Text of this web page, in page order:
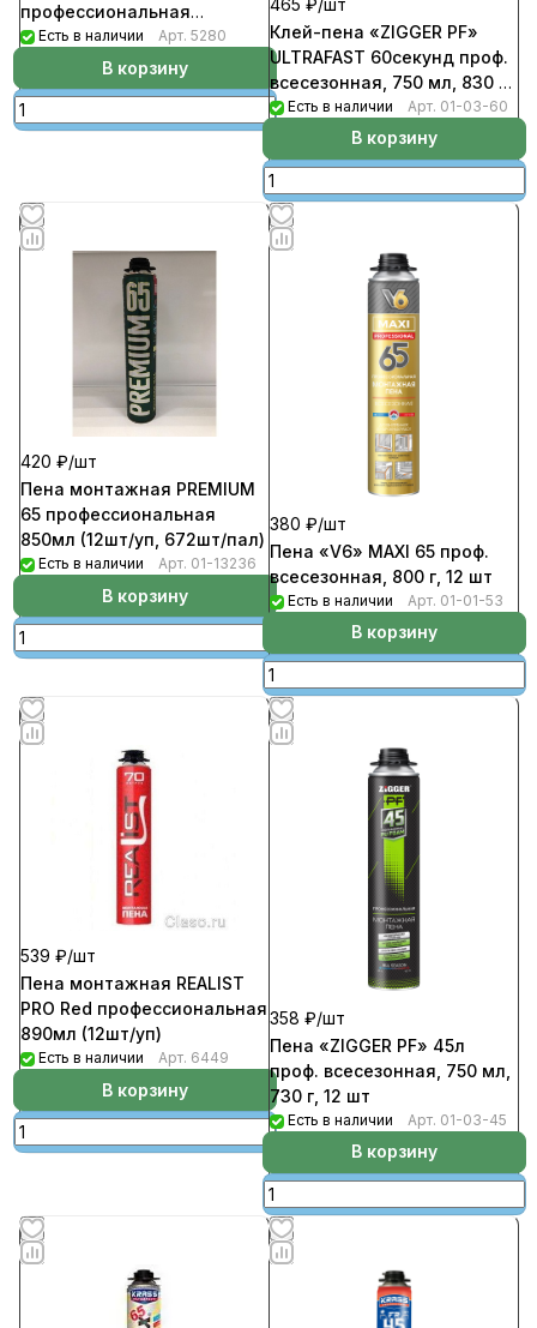
профессиональная
всесезонная 700мл (12шт/
уп, 612шт/пал)
Есть в наличии Арт. 5280
В корзину
465 ₽/шт
Клей-пена «ZIGGER PF»
ULTRAFAST 60секунд проф.
всесезонная, 750 мл, 830 г
(12шт/уп)
Есть в наличии Арт. 01-03-60
В корзину
420 ₽/шт
Пена монтажная PREMIUM
65 профессиональная
850мл (12шт/уп, 672шт/пал)
Есть в наличии Арт. 01-13236
В корзину
380 ₽/шт
Пена «V6» MAXI 65 проф.
всесезонная, 800 г, 12 шт
Есть в наличии Арт. 01-01-53
В корзину
539 ₽/шт
Пена монтажная REALIST
PRO Red профессиональная
890мл (12шт/уп)
Есть в наличии Арт. 6449
В корзину
358 ₽/шт
Пена «ZIGGER PF» 45л
проф. всесезонная, 750 мл,
730 г, 12 шт
Есть в наличии Арт. 01-03-45
В корзину